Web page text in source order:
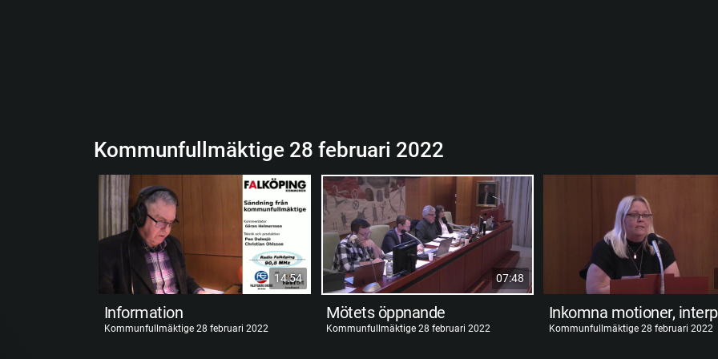
Kommunfullmäktige 28 februari 2022
14:54
Information
Kommunfullmäktige 28 februari 2022
07:48
Mötets öppnande
Kommunfullmäktige 28 februari 2022 Kommunfullmäktige 28 februari 2022